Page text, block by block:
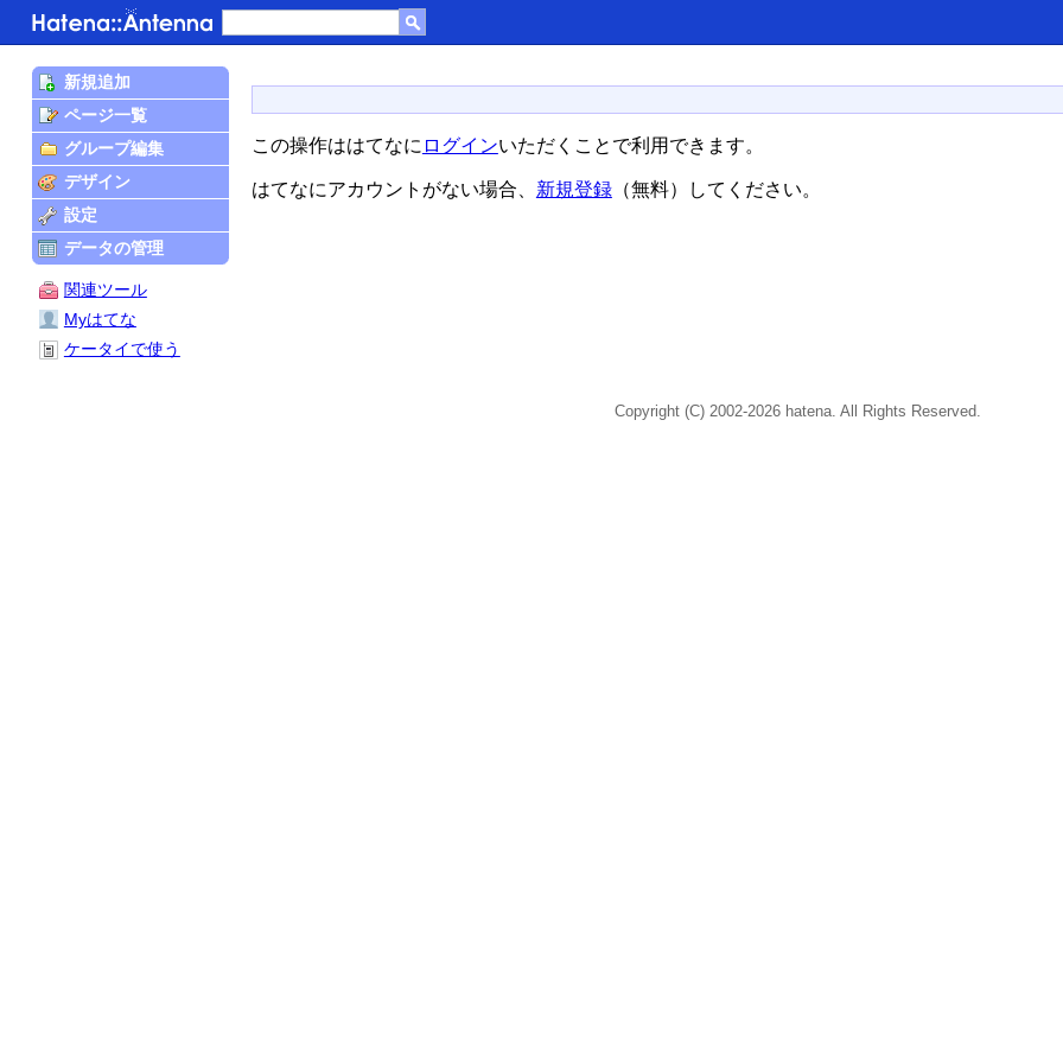
この操作ははてなに ログインいただくことで利用できます。
はてなにアカウントがない場合、 新規登録（無料）してください。
新規追加
ページ一覧
グループ編集
デザイン
設定
データの管理
関連ツール
Myはてな
ケータイで使う
Copyright (C) 2002-2026 hatena. All Rights Reserved.